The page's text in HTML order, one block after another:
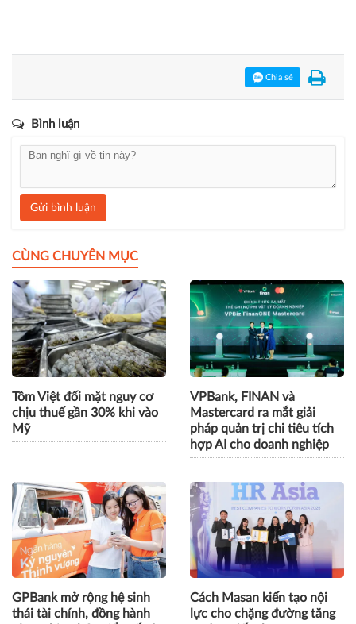
Doanh nghiệp
Hiệp hội Doanh nghiệp nhỏ và vừa TP Hà Nội
Gửi bình luận
CÙNG CHUYÊN MỤC
Tôm Việt đối mặt nguy cơ
chịu thuế gần 30% khi vào
Mỹ
VPBank, FINAN và
Mastercard ra mắt giải
pháp quản trị chi tiêu tích
hợp AI cho doanh nghiệp